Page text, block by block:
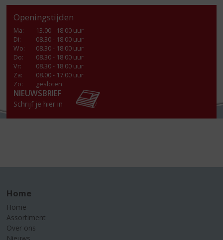
Openingstijden
Ma:
13.00 - 18.00 uur
Di:
08.30 - 18.00 uur
Wo:
08.30 - 18.00 uur
Do:
08.30 - 18.00 uur
Vr:
08.30 - 18:00 uur
Za:
08.00 - 17.00 uur
Zo:
gesloten
NIEUWSBRIEF
Schrijf je hier in
Home
Home
Assortiment
Over ons